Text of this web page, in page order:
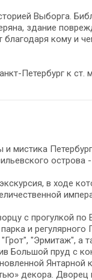
Выборга.
здание
кому и
Петербург к ст.
мистика
в ходе
с прогулкой по
и
"Эрмитаж", а
Большой пруд с
декора. Дворец